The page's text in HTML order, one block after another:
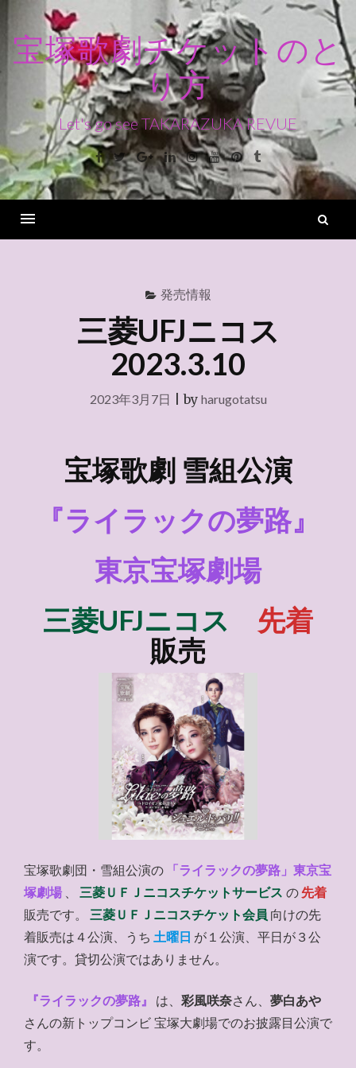
ン
ス
キ
ッ
宝塚歌劇チケットのと
り方
Let's go see TAKARAZUKA REVUE
Facebook
TwitterGoogle+LinkedinInstagram
YoutubePinterest
Tumblr
発売情報
三菱UFJニコス
2023.3.10
2023年3月7日 |by harugotatsu
宝塚歌劇 雪組公演
『ライラックの夢路』
東京宝塚劇場
三菱UFJニコス
先着
販売
宝塚歌劇団・雪組公演の 「ライラックの夢路」東京宝
塚劇場 、 三菱ＵＦＪニコスチケットサービス の 先着
販売です。
三菱ＵＦＪニコスチケット会員 向けの先
着販売は４公演、うち 土曜日 が１公演、平日が３公
演です。貸切公演ではありません。
『ライラックの夢路』 は、彩風咲奈さん、夢白あや
さんの新トップコンビ 宝塚大劇場でのお披露目公演で
す。